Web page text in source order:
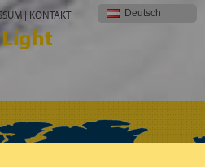
| KONTAKT Deutsch
Light